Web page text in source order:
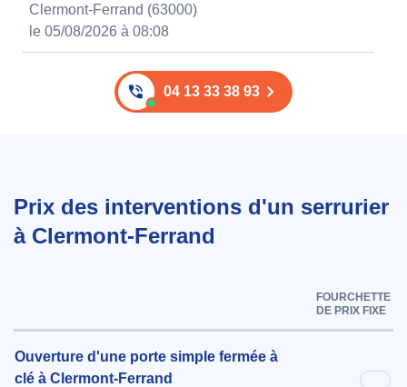
Clermont-Ferrand (63000)
le 05/08/2026 à 08:08
04 13 33 38 93
Prix des interventions d'un serrurier
à Clermont-Ferrand
FOURCHETTE
DE PRIX FIXE
Ouverture d'une porte simple fermée à
clé à Clermont-Ferrand